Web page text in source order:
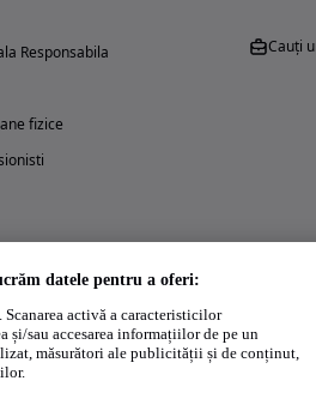
Responsabila
fizice
Cauți
datele pentru a oferi:
activă a caracteristicilor
sau accesarea informațiilor de pe un
măsurători ale publicității și de conținut,